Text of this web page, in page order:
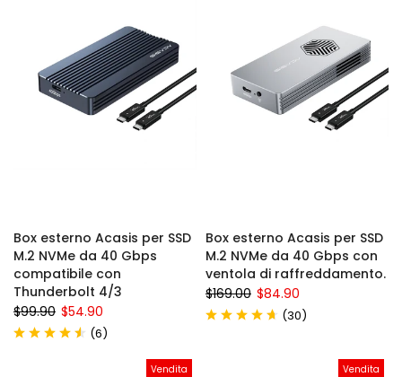
Box esterno Acasis per SSD
M.2 NVMe da 40 Gbps
compatibile con
Thunderbolt 4/3
$99.90 $54.90
(6)
Box esterno Acasis per SSD
M.2 NVMe da 40 Gbps con
ventola di raffreddamento.
$169.00 $84.90
(30)
Vendita Vendita